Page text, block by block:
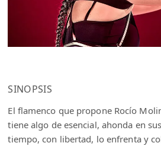
SINOPSIS
El flamenco que propone Rocío
tiene algo de esencial, ahonda en
tiempo, con libertad, lo enfrenta y